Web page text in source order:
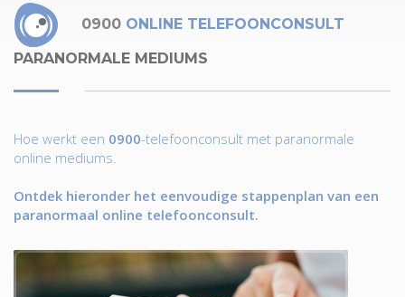
0900 ONLINE TELEFOONCONSULT
PARANORMALE MEDIUMS
Hoe werkt een 0900-telefoonconsult met paranormale
online mediums.
Ontdek hieronder het eenvoudige stappenplan van een
paranormaal online telefoonconsult.